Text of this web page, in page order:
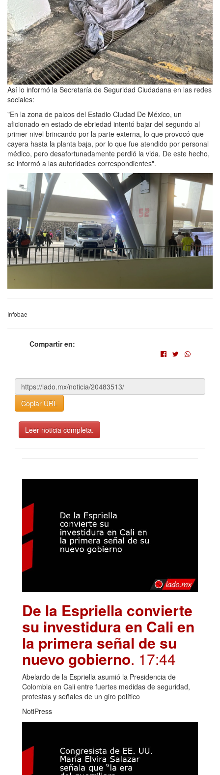
Así lo informó la Secretaría de Seguridad Ciudadana en las redes
sociales:
"En la zona de palcos del Estadio Ciudad De México, un
aficionado en estado de ebriedad intentó bajar del segundo al
primer nivel brincando por la parte externa, lo que provocó que
cayera hasta la planta baja, por lo que fue atendido por personal
médico, pero desafortunadamente perdió la vida. De este hecho,
se informó a las autoridades correspondientes".
Infobae
Compartir en:
Copiar URL
Leer noticia completa.
De la Espriella convierte
su investidura en Cali en
la primera señal de su
nuevo gobierno. 17:44
Abelardo de la Espriella asumió la Presidencia de
Colombia en Cali entre fuertes medidas de seguridad,
protestas y señales de un giro político
NotiPress